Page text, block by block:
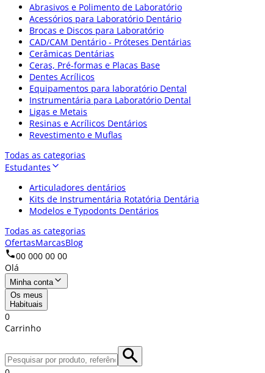
Abrasivos e Polimento de Laboratório
Acessórios para Laboratório Dentário
Brocas e Discos para Laboratório
CAD/CAM Dentário - Próteses Dentárias
Cerâmicas Dentárias
Ceras, Pré-formas e Placas Base
Dentes Acrílicos
Equipamentos para laboratório Dental
Instrumentária para Laboratório Dental
Ligas e Metais
Resinas e Acrílicos Dentários
Revestimento e Muflas
Todas as categorias
Estudantes
Articuladores dentários
Kits de Instrumentária Rotatória Dentária
Modelos e Typodonts Dentários
Todas as categorias
OfertasMarcasBlog
00 000 00 00
Olá
Minha conta
Os meus
Habituais
0
Carrinho